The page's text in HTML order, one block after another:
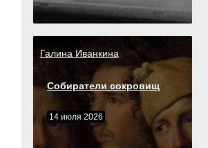
Галина Иванкина
Собиратели сокровищ
14 июля 2026